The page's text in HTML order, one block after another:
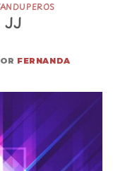
JJ
FERNANDA